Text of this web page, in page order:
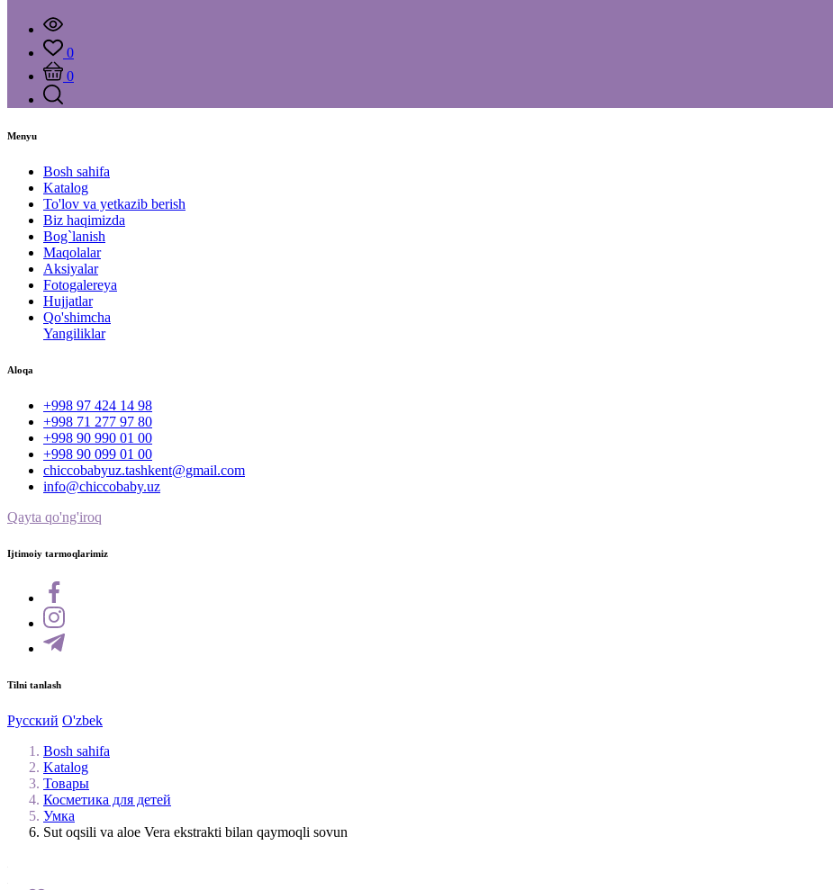
0
0
Menyu
Bosh sahifa
Katalog
To'lov va yetkazib berish
Biz haqimizda
Bog`lanish
Maqolalar
Aksiyalar
Fotogalereya
Hujjatlar
Qo'shimcha
Yangiliklar
Aloqa
+998 97 424 14 98
+998 71 277 97 80
+998 90 990 01 00
+998 90 099 01 00
chiccobabyuz.tashkent@gmail.com
info@chiccobaby.uz
Qayta qo'ng'iroq
Ijtimoiy tarmoqlarimiz
Tilni tanlash
Русский O'zbek
Bosh sahifa
Katalog
Товары
Косметика для детей
Умка
Sut oqsili va aloe Vera ekstrakti bilan qaymoqli sovun